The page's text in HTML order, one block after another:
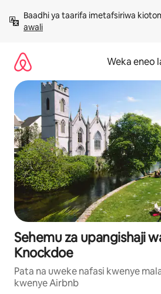
kwenda
kwenye
Baadhi ya taarifa imetafsiriwa
awali
Weka eneo
Sehemu za upangishaji
Knockdoe
Pata na uweke nafasi kwenye
kwenye Airbnb